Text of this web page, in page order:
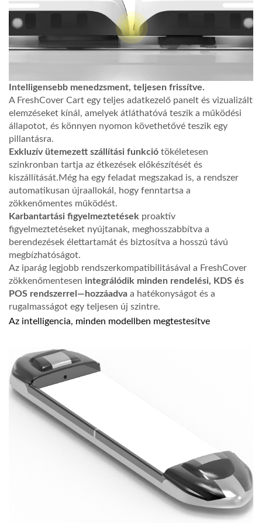
Intelligensebb menedzsment, teljesen frissítve.
A FreshCover Cart egy teljes adatkezelő panelt és vizualizált
elemzéseket kínál, amelyek átláthatóvá teszik a működési
állapotot, és könnyen nyomon követhetővé teszik egy
pillantásra.
Exkluzív ütemezett szállítási funkció tökéletesen
szinkronban tartja az étkezések előkészítését és
kiszállítását.Még ha egy feladat megszakad is, a rendszer
automatikusan újraallokál, hogy fenntartsa a
zökkenőmentes működést.
Karbantartási figyelmeztetések proaktív
figyelmeztetéseket nyújtanak, meghosszabbítva a
berendezések élettartamát és biztosítva a hosszú távú
megbízhatóságot.
Az iparág legjobb rendszerkompatibilitásával a FreshCover
zökkenőmentesen integrálódik minden rendelési, KDS és
POS rendszerrel—hozzáadva a hatékonyságot és a
rugalmasságot egy teljesen új szintre.
Az intelligencia, minden modellben megtestesítve